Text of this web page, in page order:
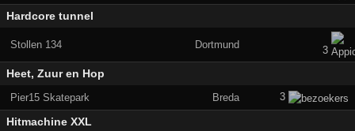
Hardcore tunnel
Stollen 134 Dortmund 3
Heet, Zuur en Hop
Pier15 Skatepark Breda 3
Hitmachine XXL